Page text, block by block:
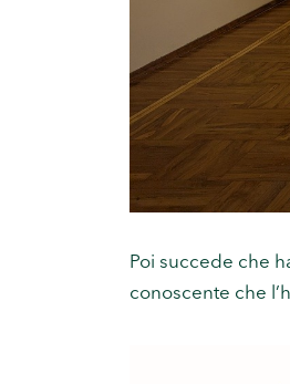
Poi succede che
conoscente che